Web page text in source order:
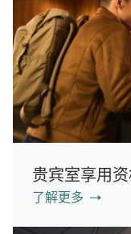
贵宾室享用
了解更多